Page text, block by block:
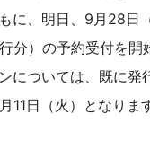
に、明日、9月28日
分）の予約受付を開
については、既に発
11日（火）となりま